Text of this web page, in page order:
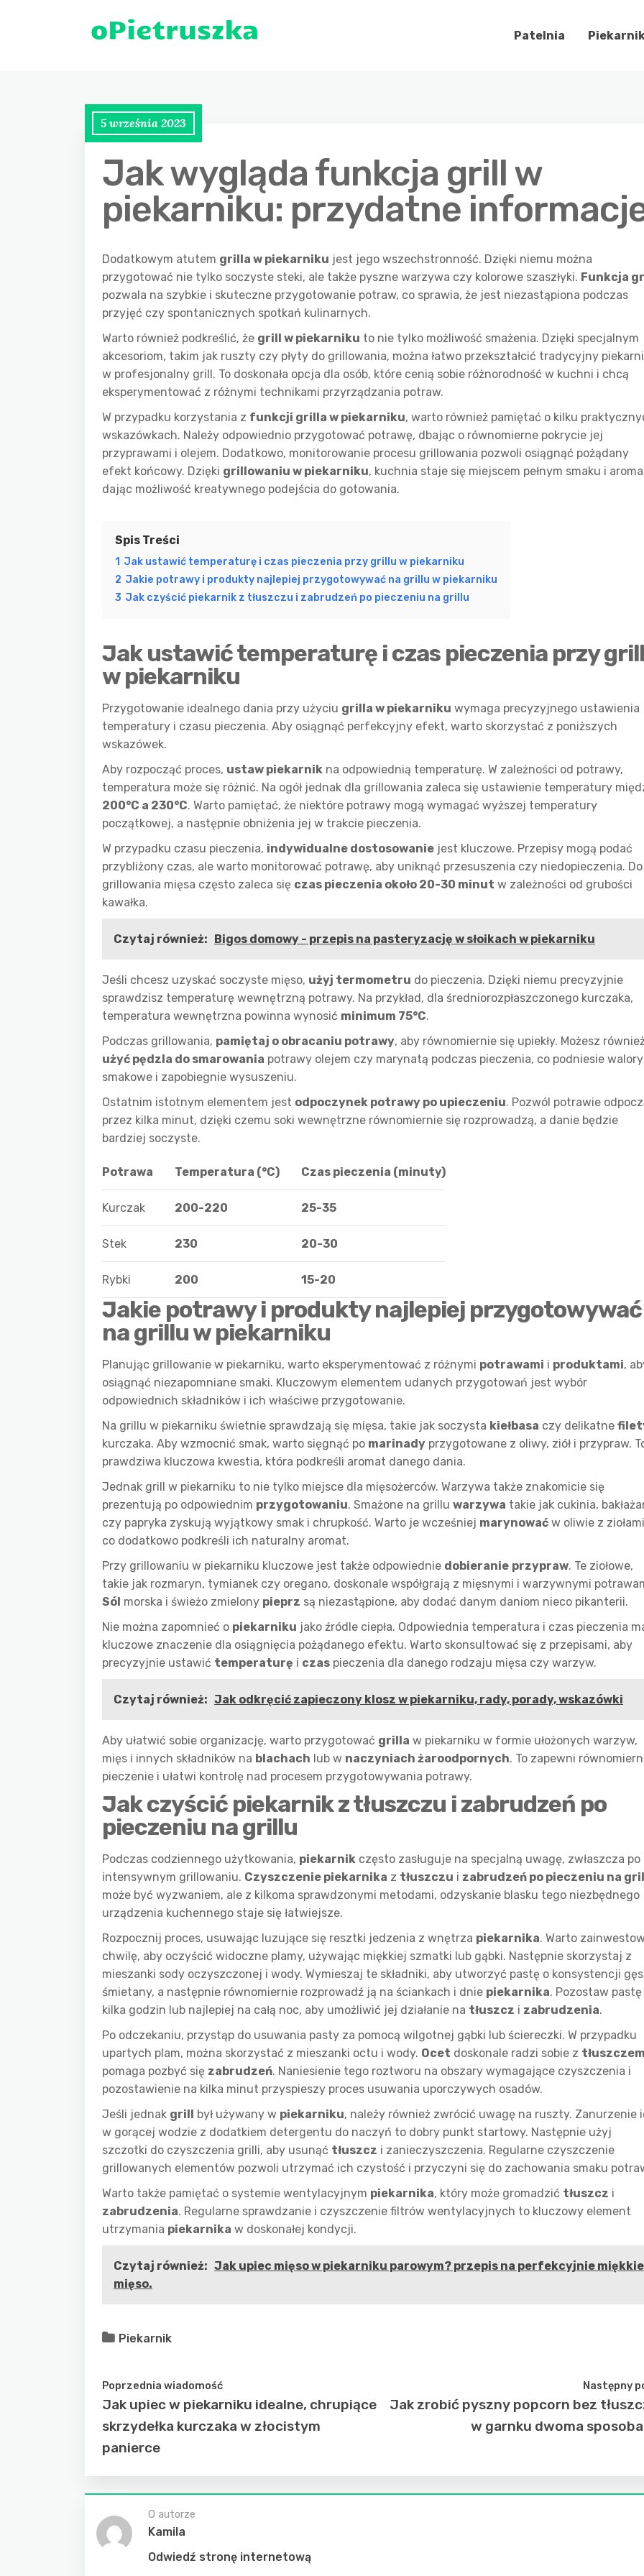
Patelnia
5 września 2023
Jak wygląda funkcja grill w
piekarniku: przydatne
Dodatkowym atutem grilla w piekarniku jest jego wszechstronność. Dzięki niemu można
przygotować nie tylko soczyste steki, ale także pyszne warzywa czy kolorowe szaszłyki. Funkcja
pozwala na szybkie i skuteczne przygotowanie potraw, co sprawia, że jest niezastąpiona podczas
przyjęć czy spontanicznych spotkań kulinarnych.
Warto również podkreślić, że grill w piekarniku to nie tylko możliwość smażenia. Dzięki specjalnym
akcesoriom, takim jak ruszty czy płyty do grillowania, można łatwo przekształcić tradycyjny
w profesjonalny grill. To doskonała opcja dla osób, które cenią sobie różnorodność w kuchni i chcą
eksperymentować z różnymi technikami przyrządzania potraw.
W przypadku korzystania z funkcji grilla w piekarniku, warto również pamiętać o kilku
wskazówkach. Należy odpowiednio przygotować potrawę, dbając o równomierne pokrycie jej
przyprawami i olejem. Dodatkowo, monitorowanie procesu grillowania pozwoli osiągnąć pożądany
efekt końcowy. Dzięki grillowaniu w piekarniku, kuchnia staje się miejscem pełnym smaku i
dając możliwość kreatywnego podejścia do gotowania.
Spis Treści
1 Jak ustawić temperaturę i czas pieczenia przy grillu w piekarniku
2 Jakie potrawy i produkty najlepiej przygotowywać na grillu w piekarniku
3 Jak czyścić piekarnik z tłuszczu i zabrudzeń po pieczeniu na grillu
Jak ustawić temperaturę i czas pieczenia przy
w piekarniku
Przygotowanie idealnego dania przy użyciu grilla w piekarniku wymaga precyzyjnego ustawienia
temperatury i czasu pieczenia. Aby osiągnąć perfekcyjny efekt, warto skorzystać z poniższych
wskazówek.
Aby rozpocząć proces, ustaw piekarnik na odpowiednią temperaturę. W zależności od potrawy,
temperatura może się różnić. Na ogół jednak dla grillowania zaleca się ustawienie temperatury
200°C a 230°C. Warto pamiętać, że niektóre potrawy mogą wymagać wyższej temperatury
początkowej, a następnie obniżenia jej w trakcie pieczenia.
W przypadku czasu pieczenia, indywidualne dostosowanie jest kluczowe. Przepisy mogą podać
przybliżony czas, ale warto monitorować potrawę, aby uniknąć przesuszenia czy niedopieczenia. Do
grillowania mięsa często zaleca się czas pieczenia około 20-30 minut w zależności od grubości
kawałka.
Czytaj również: Bigos domowy - przepis na pasteryzację w słoikach w piekarniku
Jeśli chcesz uzyskać soczyste mięso, użyj termometru do pieczenia. Dzięki niemu precyzyjnie
sprawdzisz temperaturę wewnętrzną potrawy. Na przykład, dla średniorozpłaszczonego kurczaka,
temperatura wewnętrzna powinna wynosić minimum 75°C.
Podczas grillowania, pamiętaj o obracaniu potrawy, aby równomiernie się upiekły. Możesz
użyć pędzla do smarowania potrawy olejem czy marynatą podczas pieczenia, co podniesie walory
smakowe i zapobiegnie wysuszeniu.
Ostatnim istotnym elementem jest odpoczynek potrawy po upieczeniu. Pozwól potrawie
przez kilka minut, dzięki czemu soki wewnętrzne równomiernie się rozprowadzą, a danie będzie
bardziej soczyste.
Potrawa Temperatura (°C) Czas pieczenia (minuty)
Kurczak 200-220 25-35
Stek 230 20-30
Rybki 200 15-20
Jakie potrawy i produkty najlepiej przygotowywać
na grillu w piekarniku
Planując grillowanie w piekarniku, warto eksperymentować z różnymi potrawami i produktami,
osiągnąć niezapomniane smaki. Kluczowym elementem udanych przygotowań jest wybór
odpowiednich składników i ich właściwe przygotowanie.
Na grillu w piekarniku świetnie sprawdzają się mięsa, takie jak soczysta kiełbasa czy delikatne
kurczaka. Aby wzmocnić smak, warto sięgnąć po marinady przygotowane z oliwy, ziół i przypraw.
prawdziwa kluczowa kwestia, która podkreśli aromat danego dania.
Jednak grill w piekarniku to nie tylko miejsce dla mięsożerców. Warzywa także znakomicie się
prezentują po odpowiednim przygotowaniu. Smażone na grillu warzywa takie jak cukinia,
czy papryka zyskują wyjątkowy smak i chrupkość. Warto je wcześniej marynować w oliwie z
co dodatkowo podkreśli ich naturalny aromat.
Przy grillowaniu w piekarniku kluczowe jest także odpowiednie dobieranie przypraw. Te ziołowe,
takie jak rozmaryn, tymianek czy oregano, doskonale współgrają z mięsnymi i warzywnymi
Sól morska i świeżo zmielony pieprz są niezastąpione, aby dodać danym daniom nieco pikanterii.
Nie można zapomnieć o piekarniku jako źródle ciepła. Odpowiednia temperatura i czas pieczenia
kluczowe znaczenie dla osiągnięcia pożądanego efektu. Warto skonsultować się z przepisami, aby
precyzyjnie ustawić temperaturę i czas pieczenia dla danego rodzaju mięsa czy warzyw.
Czytaj również: Jak odkręcić zapieczony klosz w piekarniku, rady, porady, wskazówki
Aby ułatwić sobie organizację, warto przygotować grilla w piekarniku w formie ułożonych warzyw,
mięs i innych składników na blachach lub w naczyniach żaroodpornych. To zapewni
pieczenie i ułatwi kontrolę nad procesem przygotowywania potrawy.
Jak czyścić piekarnik z tłuszczu i zabrudzeń po
pieczeniu na grillu
Podczas codziennego użytkowania, piekarnik często zasługuje na specjalną uwagę, zwłaszcza po
intensywnym grillowaniu. Czyszczenie piekarnika z tłuszczu i zabrudzeń po pieczeniu na
może być wyzwaniem, ale z kilkoma sprawdzonymi metodami, odzyskanie blasku tego niezbędnego
urządzenia kuchennego staje się łatwiejsze.
Rozpocznij proces, usuwając luzujące się resztki jedzenia z wnętrza piekarnika. Warto
chwilę, aby oczyścić widoczne plamy, używając miękkiej szmatki lub gąbki. Następnie skorzystaj z
mieszanki sody oczyszczonej i wody. Wymieszaj te składniki, aby utworzyć pastę o konsystencji
śmietany, a następnie równomiernie rozprowadź ją na ściankach i dnie piekarnika. Pozostaw pastę
kilka godzin lub najlepiej na całą noc, aby umożliwić jej działanie na tłuszcz i zabrudzenia.
Po odczekaniu, przystąp do usuwania pasty za pomocą wilgotnej gąbki lub ściereczki. W przypadku
upartych plam, można skorzystać z mieszanki octu i wody. Ocet doskonale radzi sobie z tłuszczem
pomaga pozbyć się zabrudzeń. Naniesienie tego roztworu na obszary wymagające czyszczenia i
pozostawienie na kilka minut przyspieszy proces usuwania uporczywych osadów.
Jeśli jednak grill był używany w piekarniku, należy również zwrócić uwagę na ruszty. Zanurzenie
w gorącej wodzie z dodatkiem detergentu do naczyń to dobry punkt startowy. Następnie użyj
szczotki do czyszczenia grilli, aby usunąć tłuszcz i zanieczyszczenia. Regularne czyszczenie
grillowanych elementów pozwoli utrzymać ich czystość i przyczyni się do zachowania smaku
Warto także pamiętać o systemie wentylacyjnym piekarnika, który może gromadzić tłuszcz i
zabrudzenia. Regularne sprawdzanie i czyszczenie filtrów wentylacyjnych to kluczowy element
utrzymania piekarnika w doskonałej kondycji.
Czytaj również: Jak upiec mięso w piekarniku parowym? przepis na perfekcyjnie miękkie
mięso.
Piekarnik
Poprzednia wiadomość
Jak upiec w piekarniku idealne, chrupiące
skrzydełka kurczaka w złocistym
panierce
Następny
Jak zrobić pyszny popcorn bez
w garnku dwoma
O autorze
Kamila
Odwiedź stronę internetową